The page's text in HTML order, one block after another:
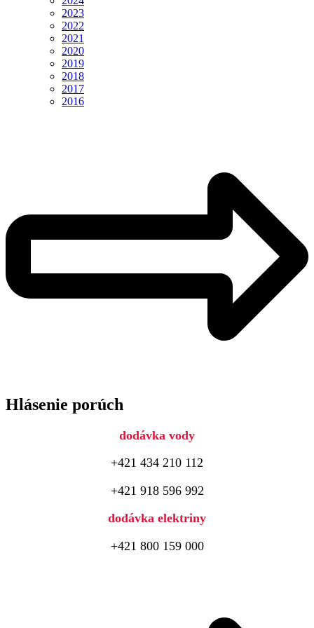
2023
2022
2021
2020
2019
2018
2017
2016
Hlásenie porúch
dodávka vody
+421 434 210 112
+421 918 596 992
dodávka elektriny
+421 800 159 000